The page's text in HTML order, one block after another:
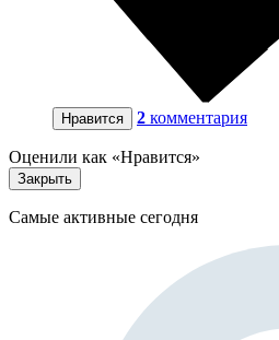
Нравится 2 комментария
Оценили как «Нравится»
Закрыть
Самые активные сегодня